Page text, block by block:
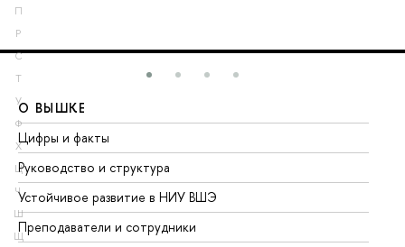
П
Р
С
Т
У
Ф
Х
Ц
Ч
Ш
Щ
О ВЫШКЕ
Цифры и факты
Руководство и структура
Устойчивое развитие в НИУ ВШЭ
Преподаватели и сотрудники